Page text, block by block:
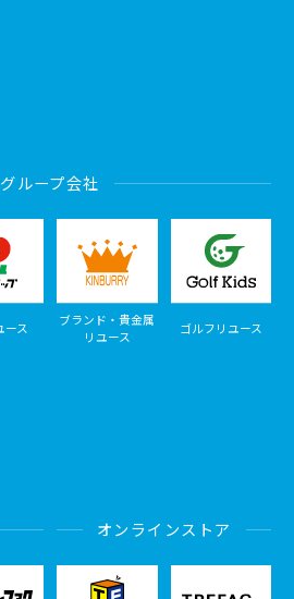
グループ会社
ース
ブランド・貴金属
リユース
ゴルフリユース
オンラインストア